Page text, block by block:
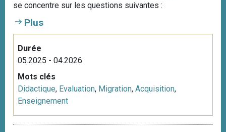
se concentre sur les questions suivantes :
Plus
Durée
05.2025 - 04.2026
Mots clés
Didactique, Evaluation, Migration, Acquisition,
Enseignement